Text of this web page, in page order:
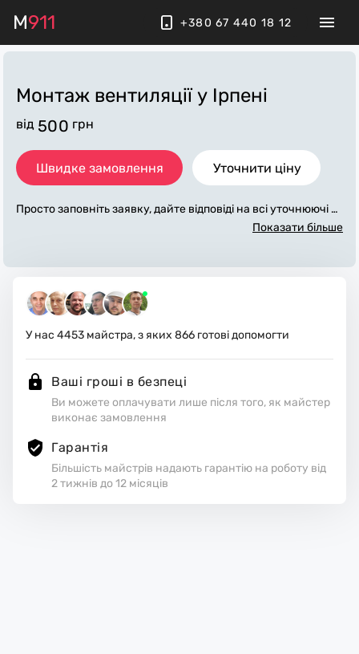
M911 +380 67 440 18 12
Монтаж вентиляціїу Ірпені
від 500 грн
Швидке замовлення Уточнити ціну
Просто заповніть заявку, дайте відповіді на всі уточнюючі за
питання по «монтаж вентиляції». Ми зв'яжемося з вами пр
вці стежать за чистотою та прибирають робоче місце.
Показати більше
У нас 4453 майстра, з яких 866 готові допомогти
Ваші гроші в безпеці
Ви можете оплачувати лише після того, як майстер
виконає замовлення
Гарантія
Більшість майстрів надають гарантію на роботу від
2 тижнів до 12 місяців